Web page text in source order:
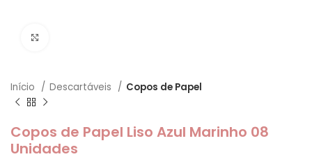
Início Descartáveis Copos de Papel
Copos de Papel Liso Azul Marinho 08
Unidades